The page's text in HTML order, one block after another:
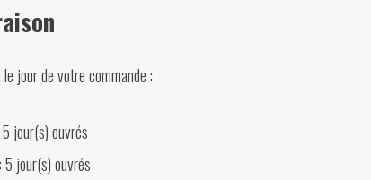
jour de votre commande :
jour(s) ouvrés
jour(s) ouvrés